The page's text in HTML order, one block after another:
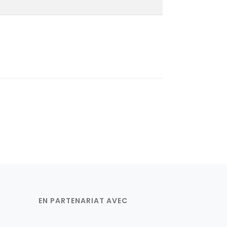
EN PARTENARIAT AVEC